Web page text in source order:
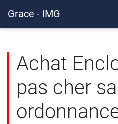
Grace - IMG
Achat
pas cher